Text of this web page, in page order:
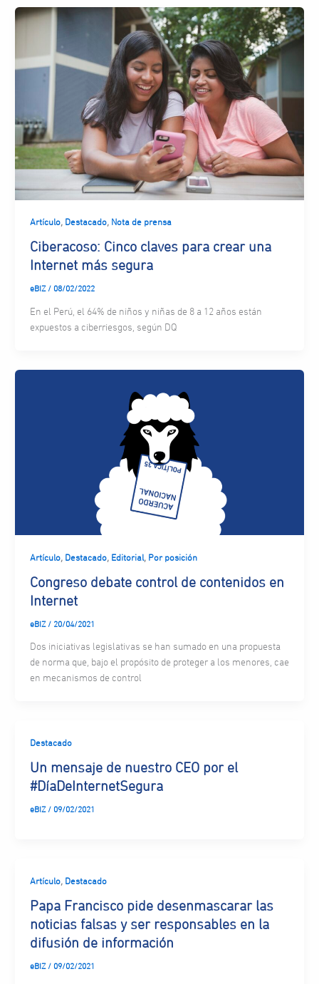
Artículo, Destacado, Nota de prensa
Ciberacoso: Cinco claves para crear una
Internet más segura
eBIZ / 08/02/2022
En el Perú, el 64% de niños y niñas de 8 a 12 años están
expuestos a ciberriesgos, según DQ
Artículo, Destacado, Editorial, Por posición
Congreso debate control de contenidos en
Internet
eBIZ / 20/04/2021
Dos iniciativas legislativas se han sumado en una propuesta
de norma que, bajo el propósito de proteger a los menores, cae
en mecanismos de control
Destacado
Un mensaje de nuestro CEO por el
#DíaDeInternetSegura
eBIZ / 09/02/2021
Artículo, Destacado
Papa Francisco pide desenmascarar las
noticias falsas y ser responsables en la
difusión de información
eBIZ / 09/02/2021